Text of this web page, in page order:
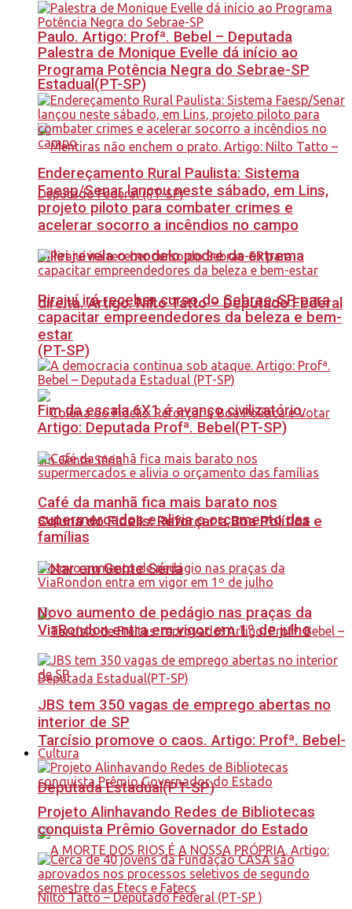
Paulo. Artigo: Profª. Bebel – Deputada
Estadual(PT-SP)
Milei revela o modelo podre da extrema
direita. Artigo: Nilto Tatto – Deputado Federal
(PT-SP)
Coluna do Fidelis: Reforçar a Boa Política e
Votar em Gente Séria
Tarcísio promove o caos. Artigo: Profª. Bebel-
Deputada Estadual(PT-SP)
Palestra de Monique Evelle dá início ao
Programa Potência Negra do Sebrae-SP
Endereçamento Rural Paulista: Sistema
Faesp/Senar lançou neste sábado, em Lins,
projeto piloto para combater crimes e
acelerar socorro a incêndios no campo
Pirajuí irá receber curso do Sebrae-SP para
capacitar empreendedores da beleza e bem-
estar
Fim da escala 6X1 é avanço civilizatório.
Artigo: Deputada Profª. Bebel(PT-SP)
Café da manhã fica mais barato nos
supermercados e alivia o orçamento das
famílias
Novo aumento de pedágio nas praças da
ViaRondon entra em vigor em 1º de julho
JBS tem 350 vagas de emprego abertas no
interior de SP
Cultura
Projeto Alinhavando Redes de Bibliotecas
conquista Prêmio Governador do Estado